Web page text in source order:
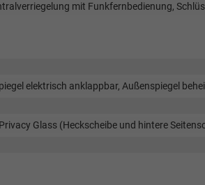
mit Funkfernbedienung,
elektrisch anklappbar, Außenspiegel
Glass (Heckscheibe und hintere